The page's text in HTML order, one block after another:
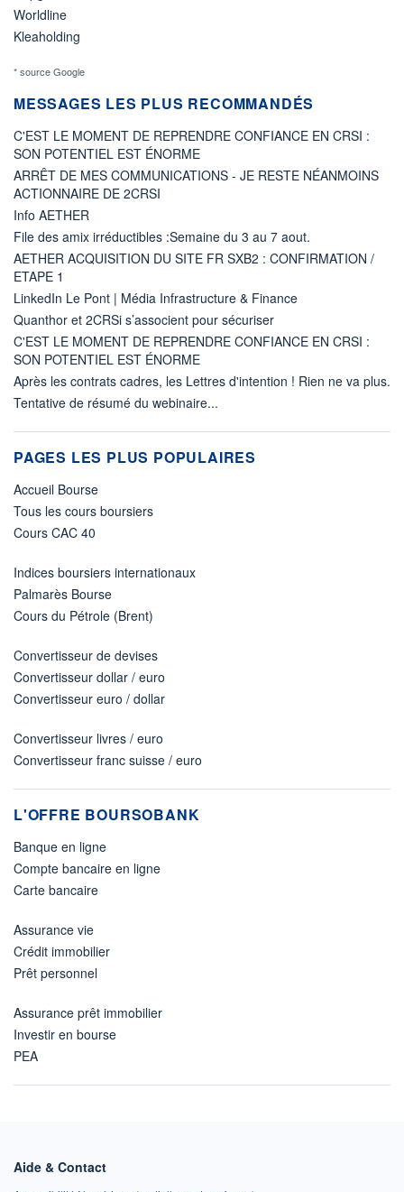
Worldline
Kleaholding
* source Google
MESSAGES LES PLUS RECOMMANDÉS
C'EST LE MOMENT DE REPRENDRE CONFIANCE EN CRSI :
SON POTENTIEL EST ÉNORME
ARRÊT DE MES COMMUNICATIONS - JE RESTE NÉANMOINS
ACTIONNAIRE DE 2CRSI
Info AETHER
File des amix irréductibles :Semaine du 3 au 7 aout.
AETHER ACQUISITION DU SITE FR SXB2 : CONFIRMATION /
ETAPE 1
LinkedIn Le Pont | Média Infrastructure & Finance
Quanthor et 2CRSi s’associent pour sécuriser
C'EST LE MOMENT DE REPRENDRE CONFIANCE EN CRSI :
SON POTENTIEL EST ÉNORME
Après les contrats cadres, les Lettres d'intention ! Rien ne va plus.
Tentative de résumé du webinaire...
PAGES LES PLUS POPULAIRES
Accueil Bourse
Tous les cours boursiers
Cours CAC 40
Indices boursiers internationaux
Palmarès Bourse
Cours du Pétrole (Brent)
Convertisseur de devises
Convertisseur dollar / euro
Convertisseur euro / dollar
Convertisseur livres / euro
Convertisseur franc suisse / euro
L'OFFRE BOURSOBANK
Banque en ligne
Compte bancaire en ligne
Carte bancaire
Assurance vie
Crédit immobilier
Prêt personnel
Assurance prêt immobilier
Investir en bourse
PEA
Aide & Contact